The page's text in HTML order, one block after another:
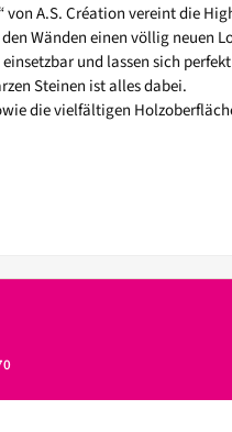
von A.S. Création vereint die
Wänden einen völlig neuen
und lassen sich
Steinen ist alles dabei.
die vielfältigen